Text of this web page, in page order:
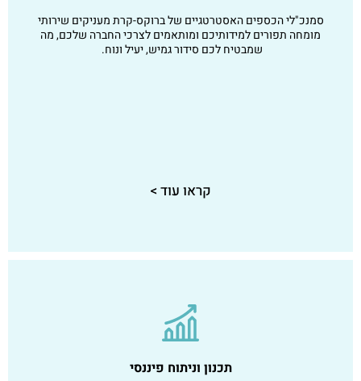
סמנכ"לי הכספים האסטרטגיים של ברוקס-קרת מעניקים שירותי
מומחה תפורים למידותיכם ומותאמים לצרכי החברה שלכם, מה
שמבטיח לכם סידור גמיש, יעיל ונוח.
קראו עוד >
תכנון וניתוח פיננסי